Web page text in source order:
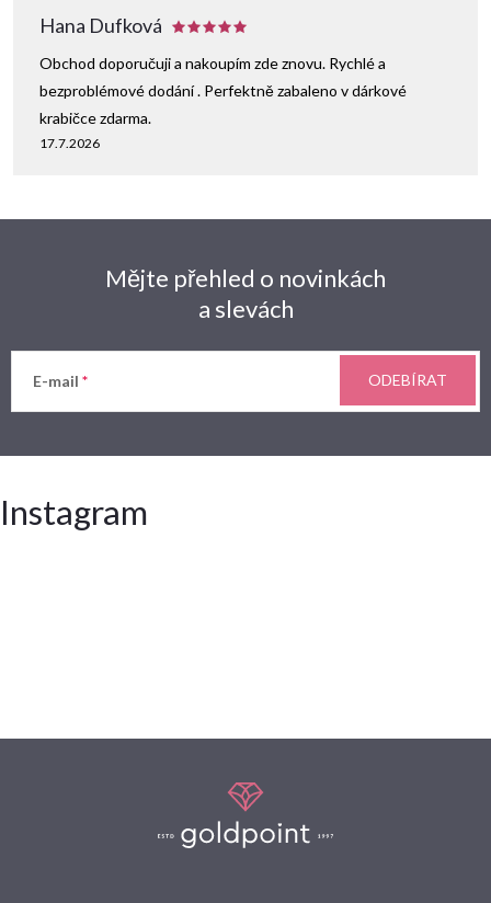
Hana Dufková
17.7.2026
Obchod doporučuji a nakoupím zde znovu. Rychlé a
bezproblémové dodání . Perfektně zabaleno v dárkové
krabičce zdarma.
Mějte přehled o novinkách
a slevách
E-mail ODEBÍRAT
Instagram